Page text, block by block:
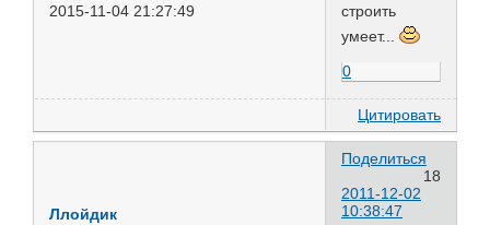
2015-11-04 21:27:49
строить
умеет...
0
Цитировать
Поделиться
18
2011-12-02
10:38:47
Ллойдик